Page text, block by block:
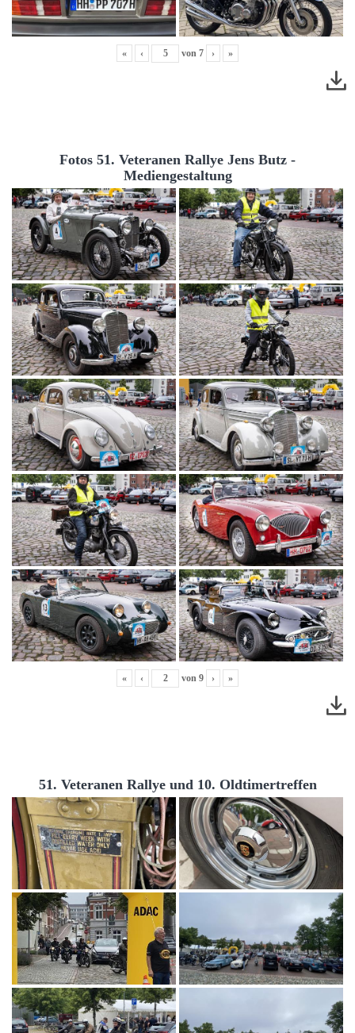
« ‹ von 7 › »
Fotos 51. Veteranen Rallye Jens Butz -
Mediengestaltung
« ‹ von 9 › »
51. Veteranen Rallye und 10. Oldtimertreffen